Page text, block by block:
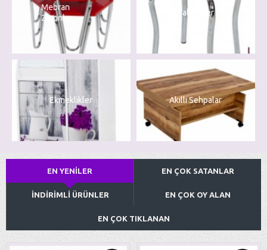
Mebran
Zigonlar
Tabureler
Ekmeklikler Akıllı Sehpalar
EN YENILER EN ÇOK SATANLAR
İNDIRIMLI ÜRÜNLER EN ÇOK OY ALAN
EN ÇOK TIKLANAN